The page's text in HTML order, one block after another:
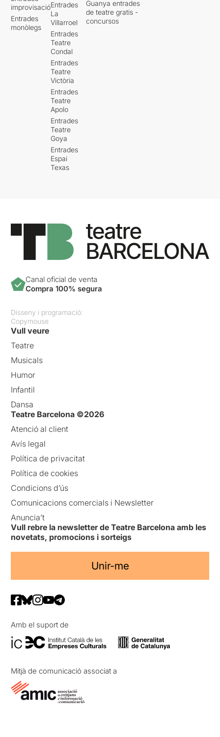
improvisació
Entrades
monòlegs
Entrades
La
Villarroel
Entrades
Teatre
Condal
Entrades
Teatre
Victòria
Entrades
Teatre
Apolo
Entrades
Teatre
Goya
Entrades
Espai
Texas
Guanya entrades
de teatre gratis -
concursos
Canal oficial de venta
Compra 100% segura
Disseny i programació:
Copymouse
Vull veure
Teatre
Musicals
Humor
Infantil
Dansa
Teatre Barcelona ©2026
Atenció al client
Avís legal
Política de privacitat
Política de cookies
Condicions d’ús
Comunicacions comercials i Newsletter
Anuncia’t
Vull rebre la newsletter de Teatre Barcelona amb les
novetats, promocions i sorteigs
Unir-me
Amb el suport de
Mitjà de comunicació associat a